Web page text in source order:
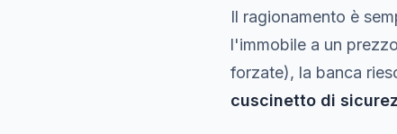
Il ragionamento è
l'immobile a un
forzate), la banca
cuscinetto di